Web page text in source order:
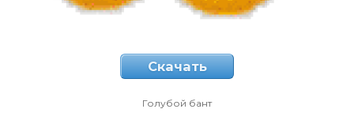
Скачать
Голубой бант